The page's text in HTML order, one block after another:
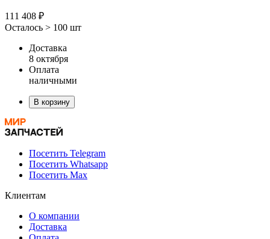
111 408 ₽
Осталось > 100 шт
Доставка
8 октября
Оплата
наличными
В корзину
Посетить Telegram
Посетить Whatsapp
Посетить Max
Клиентам
О компании
Доставка